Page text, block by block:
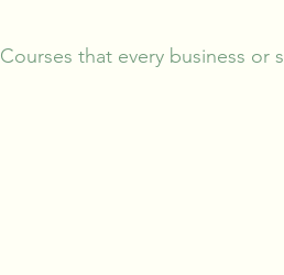
​Courses that every business